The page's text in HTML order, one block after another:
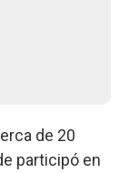
de 20
participó en